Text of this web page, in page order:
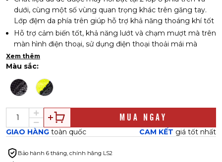
dưới, cùng một số vùng quan trọng khác trên găng tay.
Lớp đệm da phía trên giúp hỗ trợ khả năng thoáng khí tốt
Hỗ trợ cảm biến tốt, khả năng lướt và chạm mượt mà trên
màn hình điện thoại, sử dụng điện thoại thoải mái mà
không cần phải tháo găng tay.
Trang bị dây dán cố định dễ dàng điều chỉnh để phù hợp
với phần cổ tay
Logo thương hiệu nổi bật trên mu bàn tay
Xem thêm
Màu sắc:
MUA NGAY
GIAO HÀNG toàn quốc CAM KẾT giá tốt nhất
Bảo hành 6 tháng, chính hãng LS2